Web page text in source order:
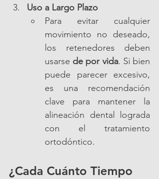
Uso a Largo Plazo
Para evitar cualquier
movimiento no deseado,
los retenedores deben
usarse de por vida. Si bien
puede parecer excesivo,
es una recomendación
clave para mantener la
alineación dental lograda
con el tratamiento
ortodóntico.
¿Cada Cuánto Tiempo